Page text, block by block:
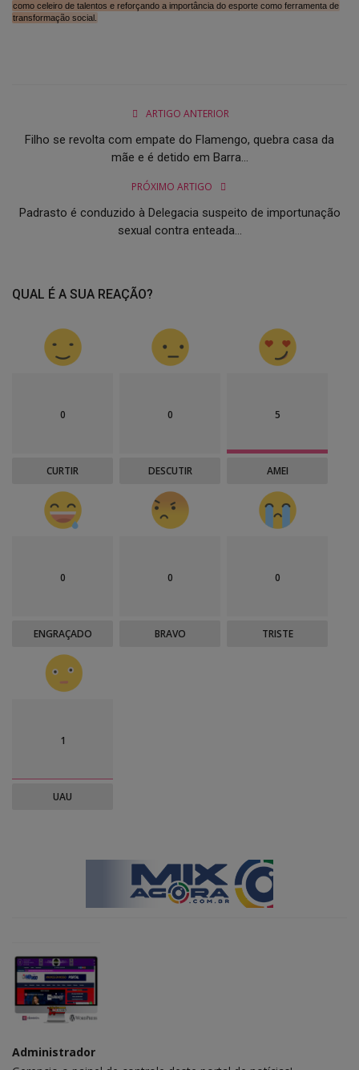
como celeiro de talentos e reforçando a importância do esporte como ferramenta de
transformação social.
ARTIGO ANTERIOR
Filho se revolta com empate do Flamengo, quebra casa da
mãe e é detido em Barra...
PRÓXIMO ARTIGO
Padrasto é conduzido à Delegacia suspeito de importunação
sexual contra enteada...
QUAL É A SUA REAÇÃO?
0
CURTIR
0
DESCUTIR
5
AMEI
0
ENGRAÇADO
0
BRAVO
0
TRISTE
1
UAU
Administrador